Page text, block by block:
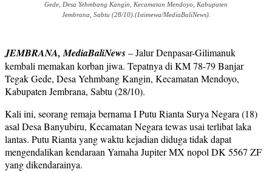
Gede, Desa Yehmbang Kangin, Kecamatan Mendoyo, Kabupaten
Jembrana, Sabtu (28/10).(Istimewa/MediaBaliNews).
JEMBRANA, MediaBaliNews– Jalur Denpasar-Gilimanuk
kembali memakan korban jiwa. Tepatnya di KM 78-79 Banjar
Tegak Gede, Desa Yehmbang Kangin, Kecamatan Mendoyo,
Kabupaten Jembrana, Sabtu (28/10).
Kali ini, seorang remaja bernama I Putu Rianta Surya Negara (18)
asal Desa Banyubiru, Kecamatan Negara tewas usai terlibat laka
lantas. Putu Rianta yang waktu kejadian diduga tidak dapat
mengendalikan kendaraan Yamaha Jupiter MX nopol DK 5567 ZF
yang dikendarainya.